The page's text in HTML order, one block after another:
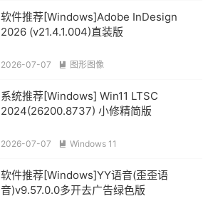
软件推荐[Windows]Adobe InDesign
2026 (v21.4.1.004)直装版
2026-07-07  图形图像
系统推荐[Windows] Win11 LTSC
2024(26200.8737) 小修精简版
2026-07-07  Windows 11
软件推荐[Windows]YY语音(歪歪语
音)v9.57.0.0多开去广告绿色版